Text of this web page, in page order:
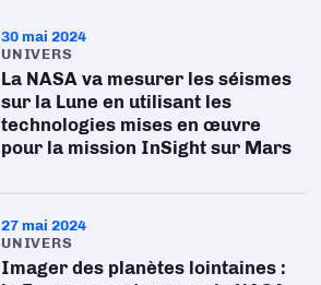
30 mai 2024
UNIVERS
La NASA va mesurer les séismes
sur la Lune en utilisant les
technologies mises en œuvre
pour la mission InSight sur Mars
27 mai 2024
UNIVERS
Imager des planètes lointaines :